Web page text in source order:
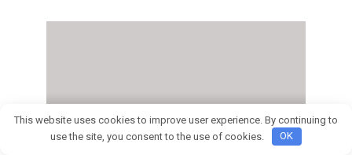
ANIMALES 0 571
Mis suegros me rompieron la pierna
This website uses cookies to improve user experience. By continuing to
use the site, you consent to the use of cookies.
OK